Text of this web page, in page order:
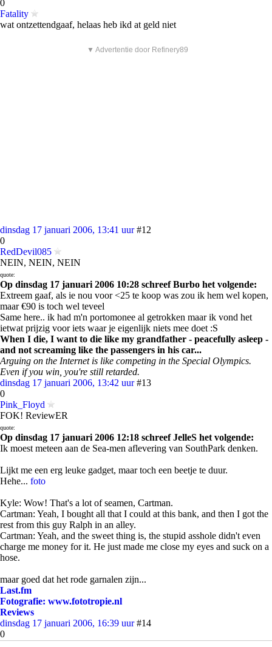
0
Fatality
wat ontzettendgaaf, helaas heb ikd at geld niet
▼ Advertentie door Refinery89
dinsdag 17 januari 2006, 13:41 uur #12
0
RedDevil085
NEIN, NEIN, NEIN
quote:
Op dinsdag 17 januari 2006 10:28 schreef Burbo het volgende:
Extreem gaaf, als ie nou voor <25 te koop was zou ik hem wel kopen,
maar €90 is toch wel teveel
Same here.. ik had m'n portomonee al getrokken maar ik vond het
ietwat prijzig voor iets waar je eigenlijk niets mee doet :S
When I die, I want to die like my grandfather - peacefully asleep -
and not screaming like the passengers in his car...
Arguing on the Internet is like competing in the Special Olympics.
Even if you win, you're still retarded.
dinsdag 17 januari 2006, 13:42 uur #13
0
Pink_Floyd
FOK! ReviewER
quote:
Op dinsdag 17 januari 2006 12:18 schreef JelleS het volgende:
Ik moest meteen aan de Sea-men aflevering van SouthPark denken.
Lijkt me een erg leuke gadget, maar toch een beetje te duur.
Hehe... foto
Kyle: Wow! That's a lot of seamen, Cartman.
Cartman: Yeah, I bought all that I could at this bank, and then I got the
rest from this guy Ralph in an alley.
Cartman: Yeah, and the sweet thing is, the stupid asshole didn't even
charge me money for it. He just made me close my eyes and suck on a
hose.
maar goed dat het rode garnalen zijn...
Last.fm
Fotografie: www.fototropie.nl
Reviews
dinsdag 17 januari 2006, 16:39 uur #14
0